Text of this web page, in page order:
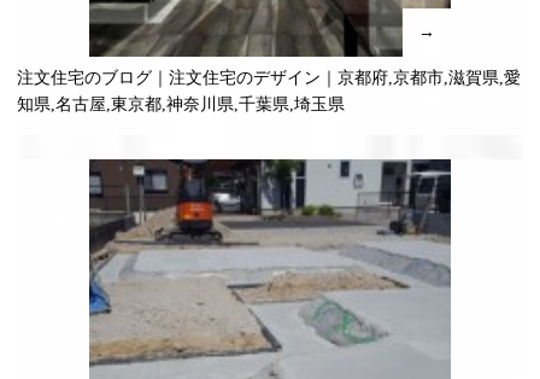
→
注文住宅のブログ｜注文住宅のデザイン｜京都府,京都市,滋賀県,愛
知県,名古屋,東京都,神奈川県,千葉県,埼玉県